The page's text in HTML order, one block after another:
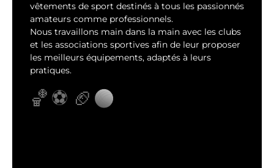
vêtements de sport destinés à tous les passionnés
amateurs comme professionnels.
Nous travaillons main dans la main avec les clubs
et les associations sportives afin de leur proposer
les meilleurs équipements, adaptés à leurs
pratiques.